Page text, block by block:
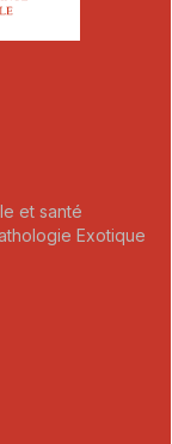
et santé
Exotique